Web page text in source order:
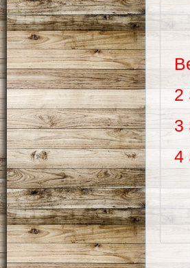
2
3
4